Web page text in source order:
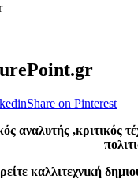
Share on Pinterest
αναλυτής ,κριτικός
καλλιτεχνική